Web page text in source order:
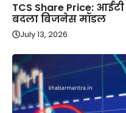
TCS Share Price:
बदला बिजनेस मॉडल
July 13, 2026